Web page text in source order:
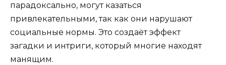
парадоксально, могут казаться
привлекательными, так как они нарушают
социальные нормы. Это создаёт эффект
загадки и интриги, который многие находят
манящим.